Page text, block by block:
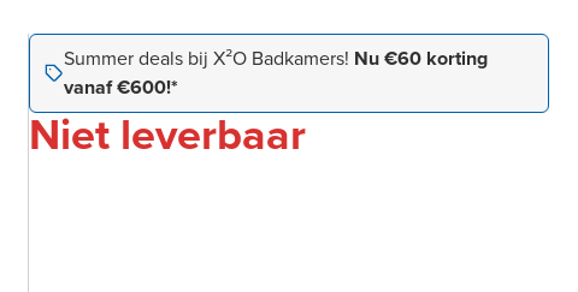
Summer deals bij X²O Badkamers! Nu €60 korting
vanaf €600!*
Niet leverbaar